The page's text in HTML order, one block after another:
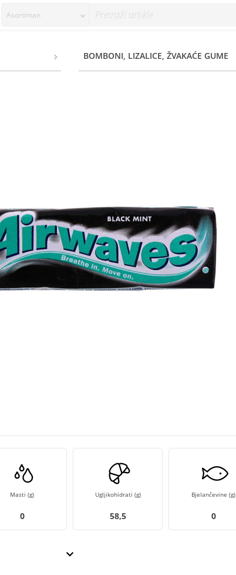
Asortiman
BOMBONI, LIZALICE, ŽVAKAĆE GUME
Masti (g)
0
Ugljikohidrati (g)
58,5
Bjelančevine (g)
0